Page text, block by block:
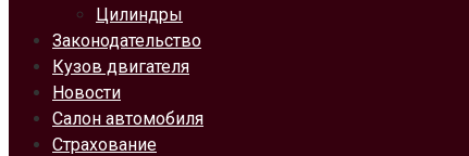
Цилиндры
Законодательство
Кузов двигателя
Новости
Салон автомобиля
Страхование